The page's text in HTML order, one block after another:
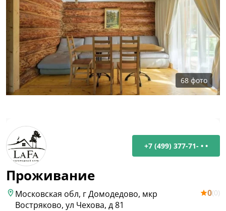
68 фото
+7 (499) 377-71- • •
Проживание
Московская обл, г Домодедово, мкр
Востряково, ул Чехова, д 81
0(0)